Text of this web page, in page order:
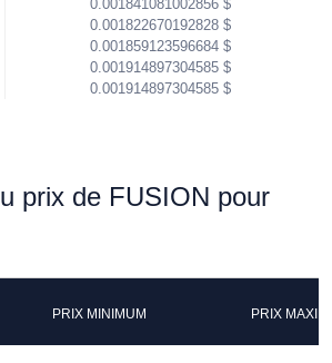
0.001841081002856 $
0.001822670192828 $
0.001859123596684 $
0.001914897304585 $
0.001914897304585 $
prix de FUSION pour
PRIX MINIMUM PRIX